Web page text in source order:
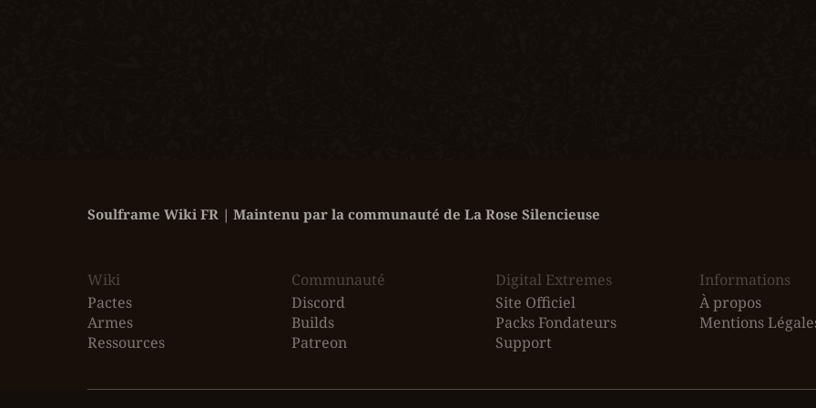
Soulframe Wiki FR | Maintenu par la communauté de La Rose Silencieuse
Wiki
Pactes
Armes
Ressources
‎Communauté
Discord
Builds
Patreon
Digital Extremes
Site Officiel
Packs Fondateurs
Support
Informations
À propos
Mentions